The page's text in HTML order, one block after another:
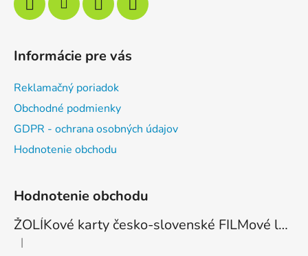
Informácie pre vás
Reklamačný poriadok
Obchodné podmienky
GDPR - ochrana osobných údajov
Hodnotenie obchodu
Hodnotenie obchodu
ŽOLÍKové karty česko-slovenské FILMové legendy - 6 žolíková edícia - 1ks
Hodnotenie produktu je 5 z 5 hviezdičiek.
|